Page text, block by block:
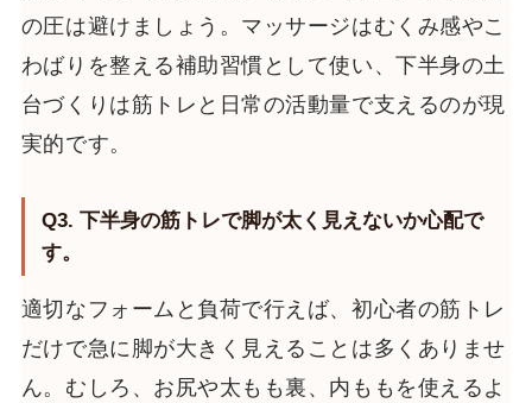
の圧は避けましょう。マッサージはむくみ感やこ
わばりを整える補助習慣として使い、下半身の土
台づくりは筋トレと日常の活動量で支えるのが現
実的です。
Q3. 下半身の筋トレで脚が太く見えないか心配で
す。
適切なフォームと負荷で行えば、初心者の筋トレ
だけで急に脚が大きく見えることは多くありませ
ん。むしろ、お尻や太もも裏、内ももを使えるよ